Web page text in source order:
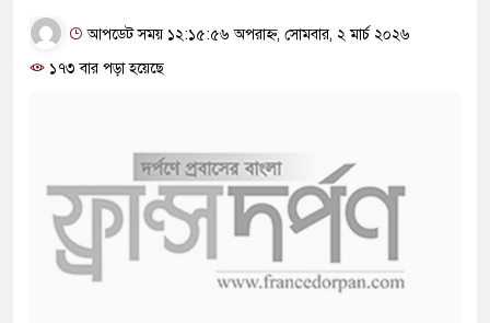
আপডেট সময় ১২:১৫:৫৬ অপরাহ্ন, সোমবার, ২ মার্চ ২০২৬
১৭৩ বার পড়া হয়েছে